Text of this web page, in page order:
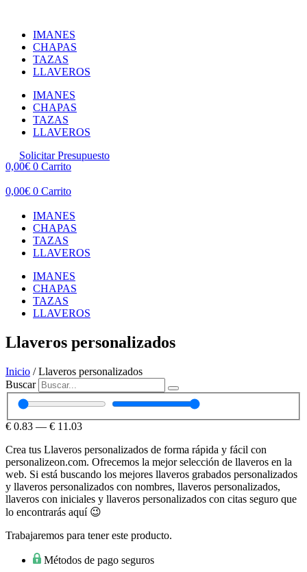
contenidoIMANES
CHAPAS
TAZAS
LLAVEROS
IMANES
CHAPAS
TAZAS
LLAVEROS
Solicitar Presupuesto
0,00€ 0 Carrito
0,00€ 0 Carrito
IMANES
CHAPAS
TAZAS
LLAVEROS
IMANES
CHAPAS
TAZAS
LLAVEROS
Llaveros personalizados
Inicio / Llaveros personalizados
Buscar
€ 0.83 — € 11.03
Crea tus Llaveros personalizados de forma rápida y fácil con
personalizeon.com. Ofrecemos la mejor selección de llaveros en la
web. Si está buscando los mejores llaveros grabados personalizados
y llaveros personalizados con nombres, llaveros personalizados,
llaveros con iniciales y llaveros personalizados con citas seguro que
lo encontrarás aquí 😉
Trabajaremos para tener este producto.
Métodos de pago seguros